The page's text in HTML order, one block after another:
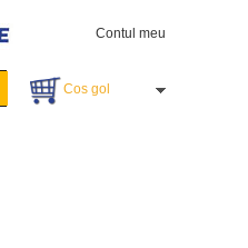
Contul meu
Cos gol